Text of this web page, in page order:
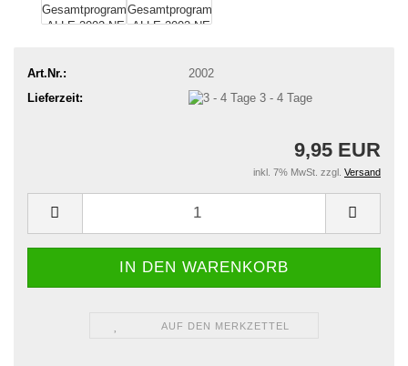
Art.Nr.:
2002
Lieferzeit:
3 - 4 Tage
9,95 EUR
inkl. 7% MwSt. zzgl. Versand
AUF DEN MERKZETTEL